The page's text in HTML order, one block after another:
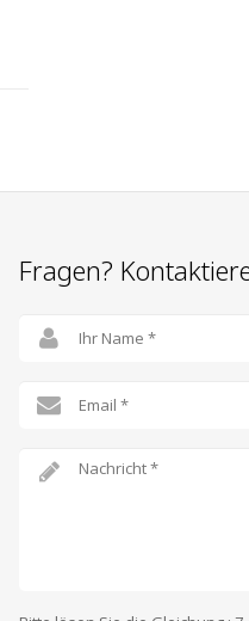
Fragen?